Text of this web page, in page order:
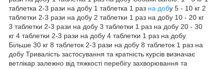
таблетка 2-3 рази на добу 1 таблетка 1 раз на добу 5 - 10 кг 2
таблетки 2-3 рази на добу 2 таблетки 1 раз на добу 10 - 20 кг
3 таблетки 2-3 рази на добу 3 таблетки 1 раз на добу 20 - 30
кг 4 таблетки 2-3 рази на добу 4 таблетки 1 раз на добу
Більше 30 кг 8 таблеток 2-3 рази на добу 8 таблеток 1 раз на
добу Тривалість застосування та кратність курсів визначає
ветлікар залежно від тяжкості перебігу захворювання та